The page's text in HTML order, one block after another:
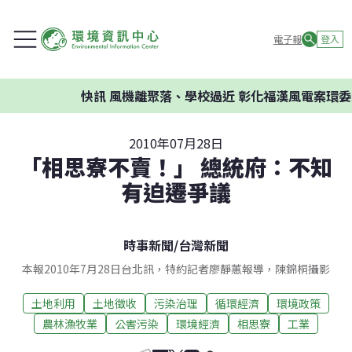
電子報 登入
風機離聚落、學校過近 彰化福漢風電案環委建議
2010年07月28日
「相思寮不賣！」 總統府：不知
有迫遷爭議
時事新聞/台灣新聞
本報2010年7月28日台北訊，特約記者廖靜蕙報導，陳錦桐攝影
土地利用 土地徵收 污染治理 循環經濟
環境政策
農林漁牧業
公害污染 環境經濟 相思寮 工業